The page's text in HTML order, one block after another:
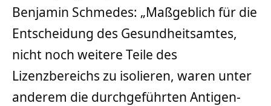
Benjamin Schmedes: „Maßgeblich für die
Entscheidung des Gesundheitsamtes,
nicht noch weitere Teile des
Lizenzbereichs zu isolieren, waren unter
anderem die durchgeführten Antigen-